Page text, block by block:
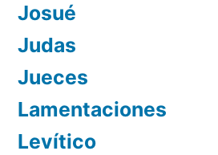
Josué
Judas
Jueces
Lamentaciones
Levítico